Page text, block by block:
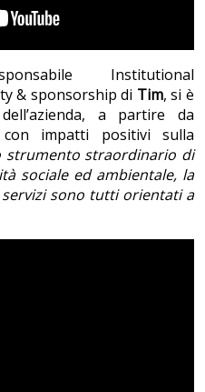
Institutional
& sponsorship di Tim, si è
a partire da
impatti positivi sulla
straordinario di
sociale ed ambientale, la
sono tutti orientati a